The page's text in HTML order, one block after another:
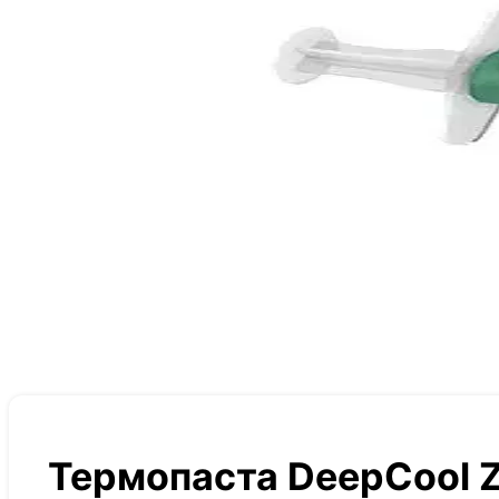
Термопаста DeepCool